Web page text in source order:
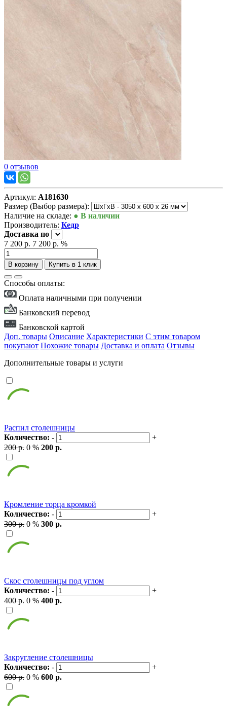
0 отзывов
Артикул: А181630
Размер (Выбор размера):
Наличие на складе: ● В наличии
Производитель: Кедр
Доставка по
7 200 р. 7 200 р. %
В корзину Купить в 1 клик
Способы оплаты:
Оплата наличными при получении
Банковский перевод
Банковской картой
Доп. товары Описание Характеристики С этим товаром
покупают Похожие товары Доставка и оплата Отзывы
Дополнительные товары и услуги
Распил столешницы
Количество: -
+
200 р. 0 % 200 р.
Кромление торца кромкой
Количество: -
+
300 р. 0 % 300 р.
Скос столешницы под углом
Количество: -
+
400 р. 0 % 400 р.
Закругление столешницы
Количество: -
+
600 р. 0 % 600 р.